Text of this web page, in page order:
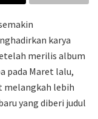
karya
merilis album
pada Maret lalu,
melangkah lebih
yang diberi judul